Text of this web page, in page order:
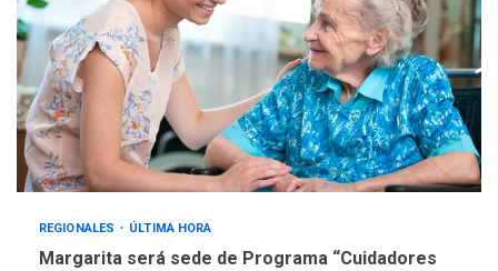
REGIONALES ÚLTIMA HORA
Margarita será sede de Programa “Cuidadores